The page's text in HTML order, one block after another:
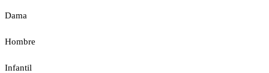
Dama
Hombre
Infantil